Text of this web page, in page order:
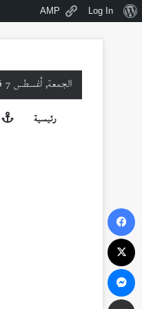
نبذةLog In
AMP
الجمعة, أغسطس 7 2026
رئيسية